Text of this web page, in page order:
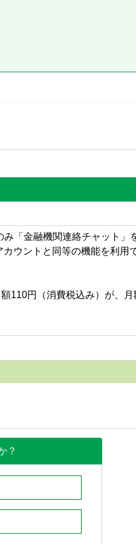
「金融機関連絡チャット」
ウントと同等の機能を利用
110円（消費税込み）が、
？